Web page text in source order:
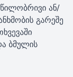
ან/
გარეშე
ბმულის